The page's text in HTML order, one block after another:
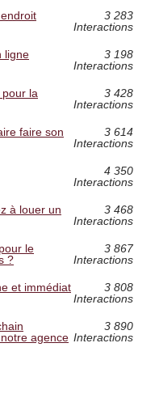
3 283
Interactions
ligne
3 198
Interactions
la
3 428
Interactions
faire son
3 614
Interactions
4 350
Interactions
à louer un
3 468
Interactions
le
?
3 867
Interactions
et immédiat
3 808
Interactions
agence
3 890
Interactions